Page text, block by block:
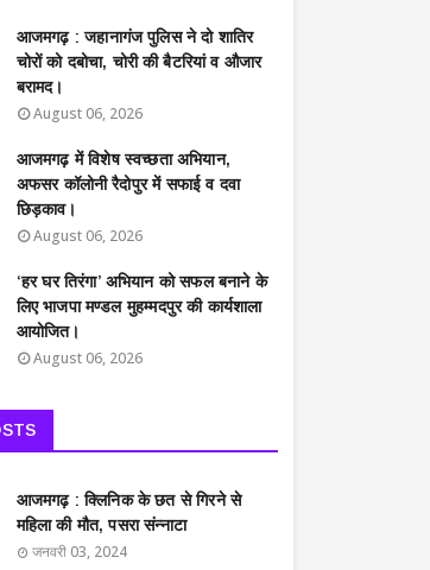
आजमगढ़ : जहानागंज पुलिस ने दो शातिर
चोरों को दबोचा, चोरी की बैटरियां व औजार
बरामद।
August 06, 2026
आजमगढ़ में विशेष स्वच्छता अभियान,
अफसर कॉलोनी रैदोपुर में सफाई व दवा
छिड़काव।
August 06, 2026
‘हर घर तिरंगा’ अभियान को सफल बनाने के
लिए भाजपा मण्डल मुहम्मदपुर की कार्यशाला
आयोजित।
August 06, 2026
आजमगढ़ : क्लिनिक के छत से गिरने से
महिला की मौत, पसरा संन्नाटा
जनवरी 03, 2024